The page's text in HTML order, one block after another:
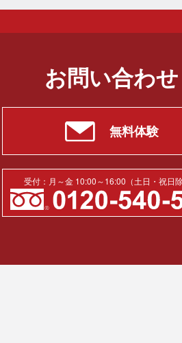
お問い合わせ
無料体験
受付：月～金 10:00～16:00（土日・祝日除